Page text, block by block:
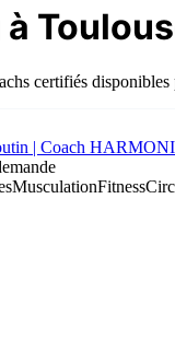
certifiés disponibles
| Coach
MusculationFitness